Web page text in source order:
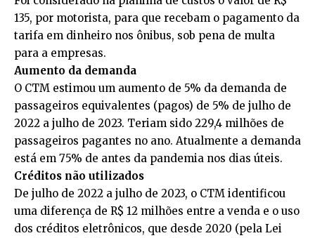
135, por motorista, para que recebam o pagamento da
tarifa em dinheiro nos ônibus, sob pena de multa
para a empresas.
Aumento da demanda
O CTM estimou um aumento de 5% da demanda de
passageiros equivalentes (pagos) de 5% de julho de
2022 a julho de 2023. Teriam sido 229,4 milhões de
passageiros pagantes no ano. Atualmente a demanda
está em 75% de antes da pandemia nos dias úteis.
Créditos não utilizados
De julho de 2022 a julho de 2023, o CTM identificou
uma diferença de R$ 12 milhões entre a venda e o uso
dos créditos eletrônicos, que desde 2020 (pela Lei